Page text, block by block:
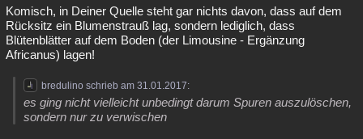
Komisch, in Deiner Quelle steht gar nichts davon, dass auf dem
Rücksitz ein Blumenstrauß lag, sondern lediglich, dass
Blütenblätter auf dem Boden (der Limousine - Ergänzung
Africanus) lagen!
bredulino schrieb am 31.01.2017:
es ging nicht vielleicht unbedingt darum Spuren auszulöschen,
sondern nur zu verwischen